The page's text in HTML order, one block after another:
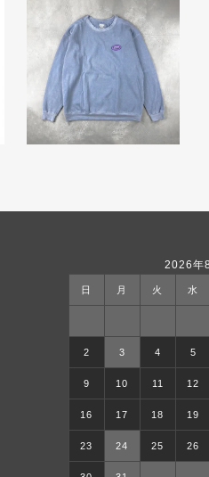
2026年
日 月 火 水
2 3 4 5
9 10 11 12
16 17 18 19
23 24 25 26